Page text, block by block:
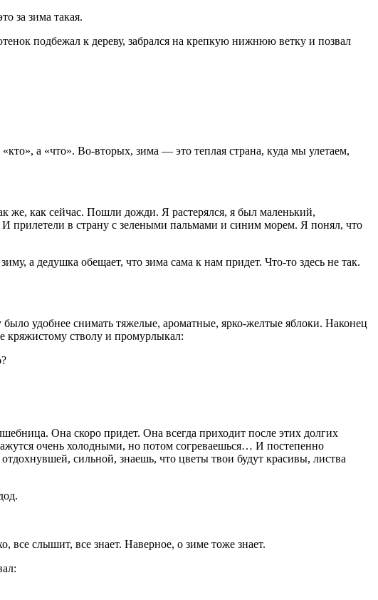
за зима такая.
подбежал к дереву, забрался на крепкую нижнюю ветку и позвал
а «что». Во-вторых, зима — это теплая страна, куда мы улетаем,
же, как сейчас. Пошли дожди. Я растерялся, я был маленький,
прилетели в страну с зелеными пальмами и синим морем. Я понял, что
а дедушка обещает, что зима сама к нам придет. Что-то здесь не так.
удобнее снимать тяжелые, ароматные, ярко-желтые яблоки. Наконец
кряжистому стволу и промурлыкал:
Она скоро придет. Она всегда приходит после этих долгих
очень холодными, но потом согреваешься… И постепенно
сильной, знаешь, что цветы твои будут красивы, листва
слышит, все знает. Наверное, о зиме тоже знает.